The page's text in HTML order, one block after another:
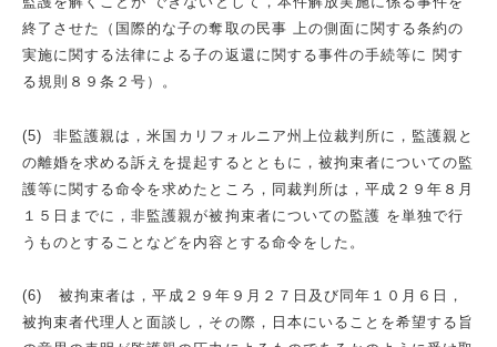
終了させた（国際的な子の奪取の民事 上の側面に関する条約の
実施に関する法律による子の返還に関する事件の手続等に 関す
る規則８９条２号）。
(5) 非監護親は，米国カリフォルニア州上位裁判所に，監護親と
の離婚を求める訴えを提起するとともに，被拘束者についての監
護等に関する命令を求めたところ，同裁判所は，平成２９年８月
１５日までに，非監護親が被拘束者についての監護 を単独で行
うものとすることなどを内容とする命令をした。
(6) 被拘束者は，平成２９年９月２７日及び同年１０月６日，
被拘束者代理人と面談し，その際，日本にいることを希望する旨